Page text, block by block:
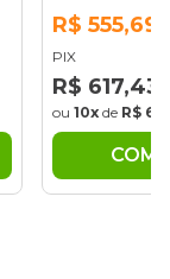
R$ 555,69
PIX
R$ 617,43
ou 10x de R$